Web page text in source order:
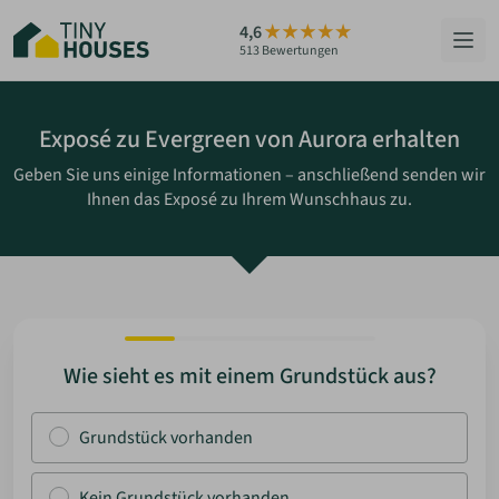
Hauptinhalt
springen
4,6
513 Bewertungen
HÄUSER
BERATUNG
ZUM HAUS-FINDER
Exposé zu Evergreen von Aurora erhalten
Geben Sie uns einige Informationen – anschließend senden wir
Ihnen das Exposé zu Ihrem Wunschhaus zu.
Wie sieht es mit einem Grundstück aus?
Grundstück vorhanden